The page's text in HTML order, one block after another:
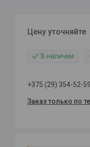
Цену уточняйте
В наличии
+375 (29) 354-52-59
Заказ только по